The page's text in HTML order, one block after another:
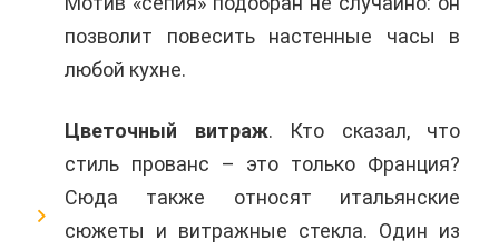
позволит повесить настенные часы в
любой кухне.
Цветочный витраж. Кто сказал, что
стиль прованс – это только Франция?
Сюда также относят итальянские
сюжеты и витражные стекла. Один из